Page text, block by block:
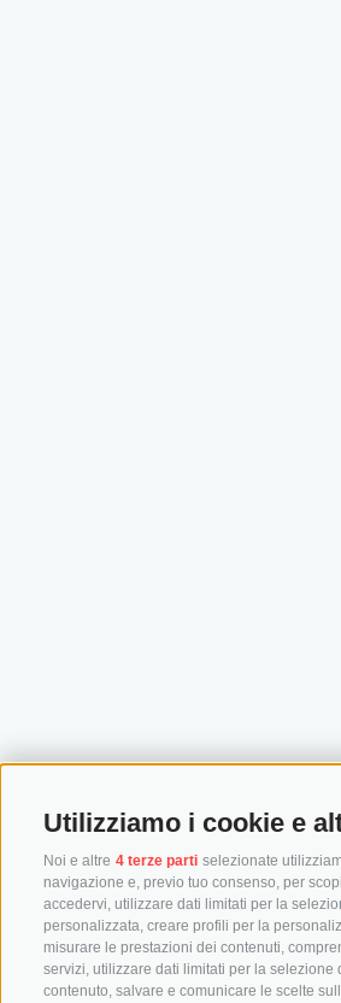
Utilizziamo i cookie e
Noi e altre 4 terze parti selezionate
navigazione e, previo tuo consenso, per
accedervi, utilizzare dati limitati per la
personalizzata, creare profili per la
misurare le prestazioni dei contenuti,
servizi, utilizzare dati limitati per la
contenuto, salvare e comunicare le scelte